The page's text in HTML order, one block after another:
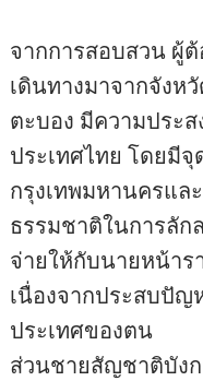
จากการสอบสวน ผู้
เดินทางมาจากจังห
ตะบอง มีความประ
ประเทศไทย โดยมี
กรุงเทพมหานครแล
ธรรมชาติในการลัก
จ่ายให้กับนายหน้าร
เนื่องจากประสบปัญ
ประเทศของตน
ส่วนชายสัญชาติบังก